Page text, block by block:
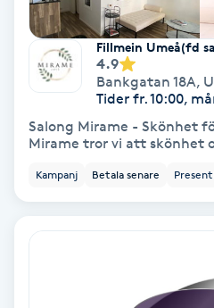
Celluliter
Coachning
Color correction
Cryoterapi
Fillmein Umeå(fd
4.9
Bankgatan 18A,
Tider fr. 10:00,
Salong Mirame - Skönhet
Mirame tror vi att skönhet
Kampanj Betala senare